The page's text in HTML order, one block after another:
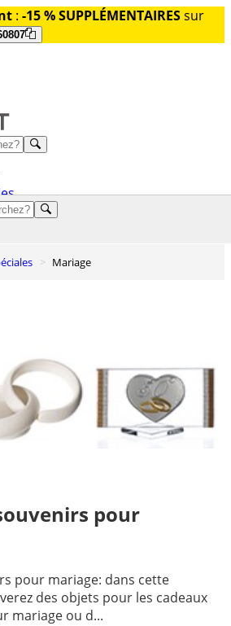
: -15 % SUPPLÉMENTAIRESsur
Mariage
pour
pour mariage: dans cette
des objets pour les cadeaux
mariage ou d...